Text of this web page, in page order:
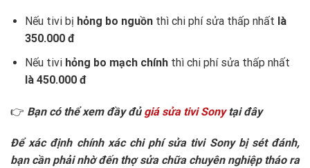
Nếu tivi bị hỏng bo nguồnthì chi phí sửa thấp nhất là
350.000 đ
Nếu tivi hỏng bo mạch chínhthì chi phí sửa thấp nhất
là 450.000 đ
👉 Bạn có thể xem đầy đủ giá sửa tivi Sonytại đây
Để xác định chính xác chi phí sửa tivi Sony bị sét đánh,
bạn cần phải nhờ đến thợ sửa chữa chuyên nghiệp tháo ra